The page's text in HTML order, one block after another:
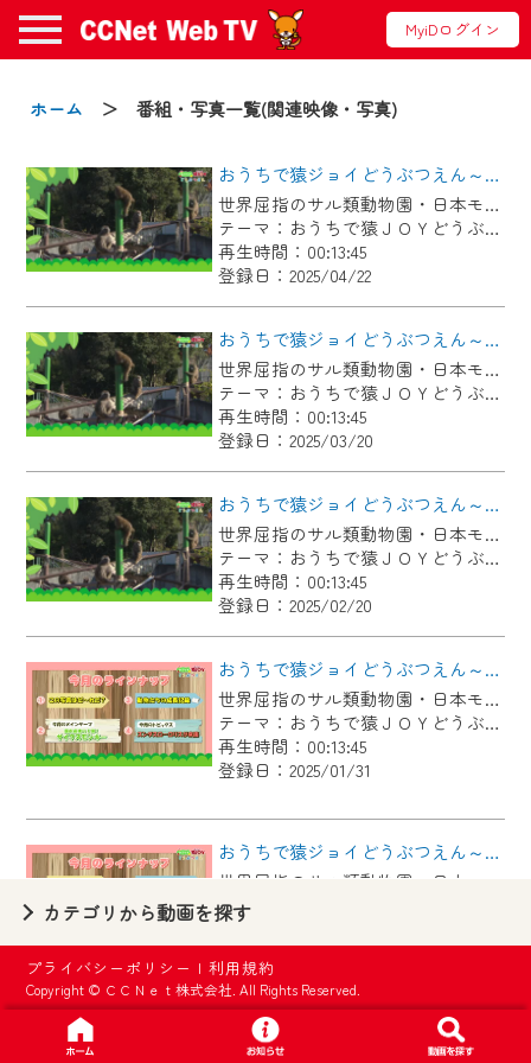
MyiDログイン
ホーム ＞ 番組・写真一覧(関連映像・写真)
おうちで猿ジョイどうぶつえん～進化ってどういうこと？～（2025年3月16日初回放送）
世界屈指のサル類動物園・日本モンキーセンター協力の親子で学べる動物番組。
テーマ：おうちで猿ＪＯＹどうぶつえん
再生時間：00:13:45
登録日：2025/04/22
おうちで猿ジョイどうぶつえん～ブラッザグエノン～（2025年2月16日初回放送）
世界屈指のサル類動物園・日本モンキーセンター協力の親子で学べる動物番組。
テーマ：おうちで猿ＪＯＹどうぶつえん
再生時間：00:13:45
登録日：2025/03/20
おうちで猿ジョイどうぶつえん～ヨザルってどんなサル？～（2025年1月16日初回放送）
世界屈指のサル類動物園・日本モンキーセンター協力の親子で学べる動物番組。
テーマ：おうちで猿ＪＯＹどうぶつえん
再生時間：00:13:45
登録日：2025/02/20
おうちで猿ジョイどうぶつえん～サイクスモンキー～（2024年12月16日初回放送）
世界屈指のサル類動物園・日本モンキーセンター協力の親子で学べる動物番組。
テーマ：おうちで猿ＪＯＹどうぶつえん
再生時間：00:13:45
登録日：2025/01/31
おうちで猿ジョイどうぶつえん～190年前の霊長類図鑑～（2024年11月16日初回放送）
再生時間：00:13:45
登録日：2024/12/17
おうちで猿ジョイどうぶつえん～ワオキツネザル～（2024年10月16日初回放送）
カテゴリから動画を探す
プライバシーポリシー |利用規約
Copyright © ＣＣＮｅｔ株式会社. All Rights Reserved.
お知らせ
2024/09/02
動画配信サービス『CCNet Web TV』は2024
年9月24日からリニューアルします！
【変更点】
◆デザイン変更により、お住まいの地域
の動画コンテンツが一目瞭然。
◆当社アプリやＰＣブラウザから、いつ
でも・どこでも・外出先でも！
CCNetサービスエリア20市町の地域情報
番組をご視聴いただけます！
【ご注意】
2024年9月24日からはご加入者様へのサー
ビス向上のため、
『CCNet Web TV』を利用いただくには、
一部コンテンツを除き、
CCNetサービスへの加入と『CCNetマイ
ページ※』へのログインが必要となりま
す。
いたします。
要となります。
※MyIDとは、CCNet Web TVを含むCCNetの
各種サービスをご利用頂くためのIDです。
IDはお客様が使っているメールアドレス
で設定できます。